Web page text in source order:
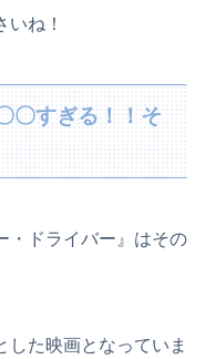
ね！
〇すぎる！！そ
・ドライバー』はその
した映画となっていま